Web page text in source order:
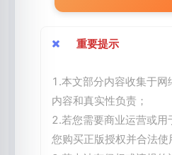
重要提示
1.本文部分内容收集于网
内容和真实性负责；
2.若您需要商业运营或用
您购买正版授权并合法使